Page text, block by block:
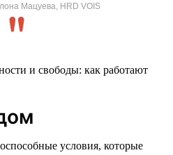
Мацуева, HRD VOIS
условия, которые